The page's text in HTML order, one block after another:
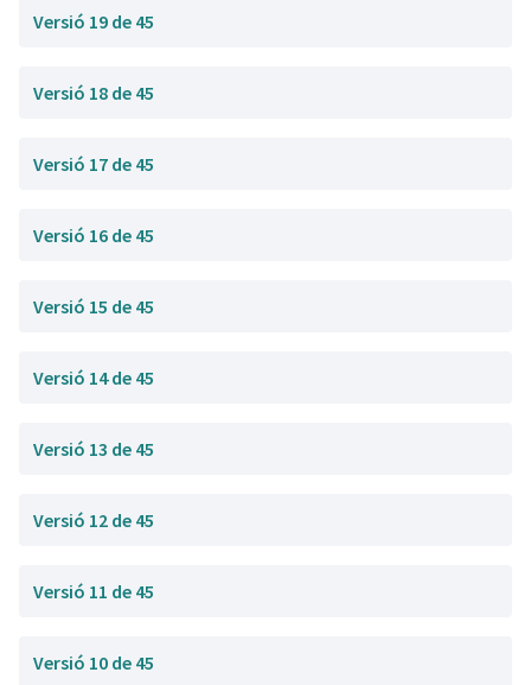
Versió 19 de 45
Versió 18 de 45
Versió 17 de 45
Versió 16 de 45
Versió 15 de 45
Versió 14 de 45
Versió 13 de 45
Versió 12 de 45
Versió 11 de 45
Versió 10 de 45